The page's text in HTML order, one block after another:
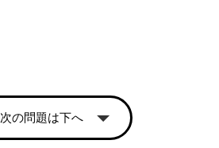
次の問題は下へ